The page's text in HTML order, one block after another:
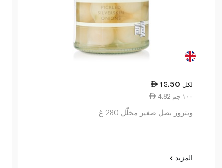
13.50 لكل
4.82 ١٠٠ جم
ويتروز بصل صغير مخلّل 280 غ
المزيد